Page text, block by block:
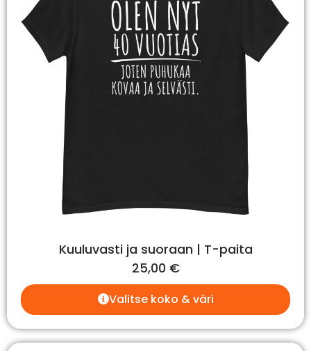
Kuuluvasti ja suoraan | T-paita
25,00 €
Valitse koko & väri